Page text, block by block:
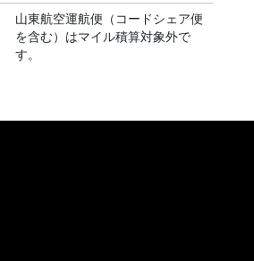
山東航空運航便（コードシェア便
を含む）はマイル積算対象外で
す。